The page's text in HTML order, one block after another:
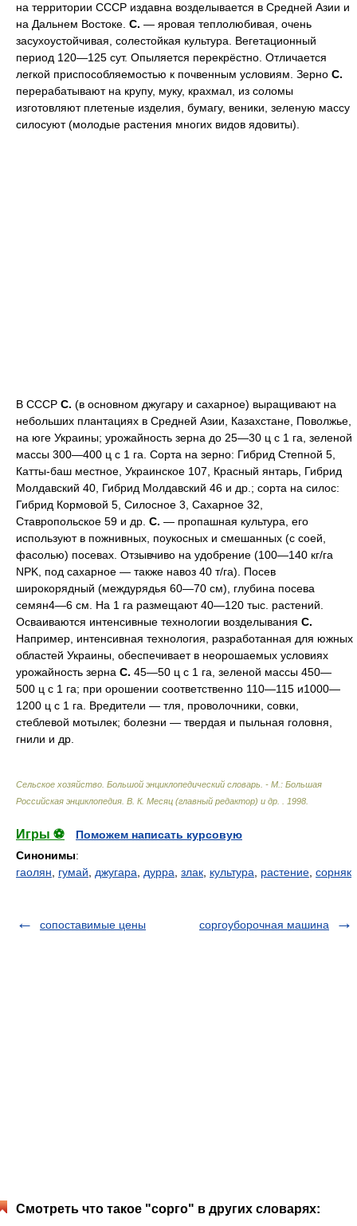
на территории СССР издавна возделывается в Средней Азии и
на Дальнем Востоке. С. — яровая теплолюбивая, очень
засухоустойчивая, солестойкая культура. Вегетационный
период 120—125 сут. Опыляется перекрёстно. Отличается
легкой приспособляемостью к почвенным условиям. Зерно С.
перерабатывают на крупу, муку, крахмал, из соломы
изготовляют плетеные изделия, бумагу, веники, зеленую массу
силосуют (молодые растения многих видов ядовиты).
В СССР С. (в основном джугару и сахарное) выращивают на
небольших плантациях в Средней Азии, Казахстане, Поволжье,
на юге Украины; урожайность зерна до 25—30 ц с 1 га, зеленой
массы 300—400 ц с 1 га. Сорта на зерно: Гибрид Степной 5,
Катты-баш местное, Украинское 107, Красный янтарь, Гибрид
Молдавский 40, Гибрид Молдавский 46 и др.; сорта на силос:
Гибрид Кормовой 5, Силосное 3, Сахарное 32,
Ставропольское 59 и др. С. — пропашная культура, его
используют в пожнивных, поукосных и смешанных (с соей,
фасолью) посевах. Отзывчиво на удобрение (100—140 кг/га
NPK, под сахарное — также навоз 40 т/га). Посев
широкорядный (междурядья 60—70 см), глубина посева
семян4—6 см. На 1 га размещают 40—120 тыс. растений.
Осваиваются интенсивные технологии возделывания С.
Например, интенсивная технология, разработанная для южных
областей Украины, обеспечивает в неорошаемых условиях
урожайность зерна С. 45—50 ц с 1 га, зеленой массы 450—
500 ц с 1 га; при орошении соответственно 110—115 и1000—
1200 ц с 1 га. Вредители — тля, проволочники, совки,
стеблевой мотылек; болезни — твердая и пыльная головня,
гнили и др.
Сельское хозяйство. Большой энциклопедический словарь. - М.: Большая
Российская энциклопедия В. К. Месяц (главный редактор) и др. 1998
Игры ⚽
Поможем написать курсовую
Синонимы:
гаолян
гумай джугара дурра злак культура растение сорняк
сопоставимые цены соргоуборочная машина
Смотреть что такое "сорго" в других словарях: